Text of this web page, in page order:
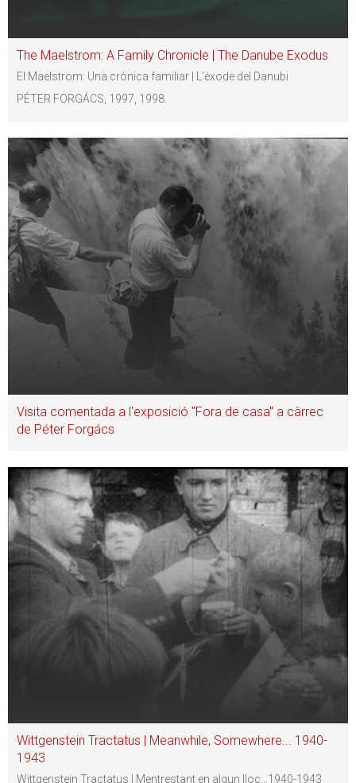
The Maelstrom: A Family Chronicle | The Danube Exodus
El Maelstrom: Una crònica familiar | L'èxode del Danubi
PÉTER FORGÁCS, 1997, 1998.
Visita comentada a l'exposició "Fora de casa" a càrrec
de Péter Forgács
Wittgenstein Tractatus | Meanwhile, Somewhere... 1940-
1943
Wittgenstein Tractatus | Mentrestant en algun lloc...1940-1943